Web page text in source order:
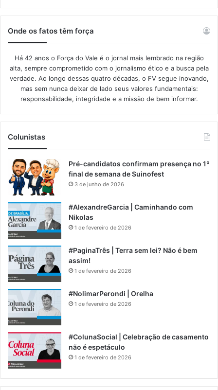
Onde os fatos têm força
Há 42 anos o Força do Vale é o jornal mais lembrado na região
alta, sempre comprometido com o jornalismo ético e a busca pela
verdade. Ao longo dessas quatro décadas, o FV segue inovando,
mas sem nunca deixar de lado seus valores fundamentais:
responsabilidade, integridade e a missão de bem informar.​
Colunistas
Pré-candidatos confirmam presença no 1º
final de semana de Suinofest
3 de junho de 2026
#AlexandreGarcia | Caminhando com
Nikolas
1 de fevereiro de 2026
#PaginaTrês | Terra sem lei? Não é bem
assim!
1 de fevereiro de 2026
#NolimarPerondi | Orelha
1 de fevereiro de 2026
#ColunaSocial | Celebração de casamento
não é espetáculo
1 de fevereiro de 2026